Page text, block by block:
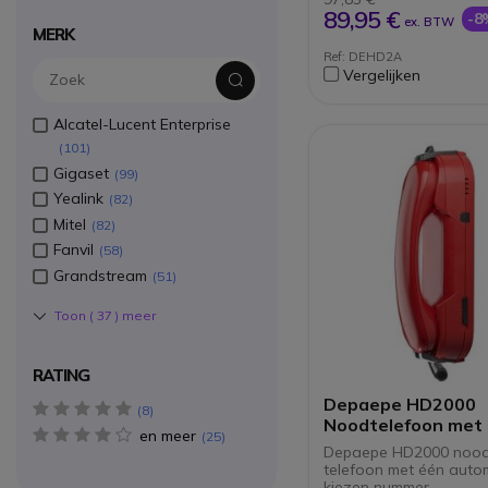
89,95 € ex. BTW -
Ref: DEHD2A
Vergelijken
Depaepe HD2000
Noodtelefoon met
geprogrammeerd
Depaepe HD2000
telefoon met één
MERK
Alcatel-Lucent Enterprise
101
Gigaset 99
Yealink 82
Mitel 82
Fanvil 58
Grandstream 51
Toon ( 37 ) meer
RATING
5 star(s)
8
en meer4 star(s)
25